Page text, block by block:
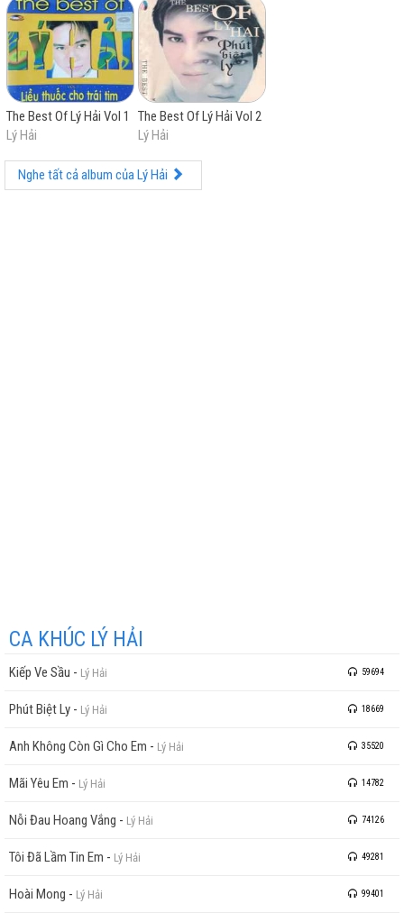
Thương hiệu khi ra mắt lần đầu vào năm 2015 đã giúp
ông thành công thu về hơn 1 nghìn tỷ VND và những
phần phim do ông thực hiện cũng thường nhận được
hầu hết những lời khen ngợi từ giới chuyên môn.
The Best Of Lý Hải Vol 1
Lý Hải
The Best Of Lý Hải Vol 2
Lý Hải
Nghe tất cả album của Lý Hải
CA KHÚC LÝ HẢI
Kiếp Ve Sầu - Lý Hải 59694
Phút Biệt Ly - Lý Hải 18669
Anh Không Còn Gì Cho Em - Lý Hải 35520
Mãi Yêu Em - Lý Hải 14782
Nỗi Đau Hoang Vắng - Lý Hải 74126
Tôi Đã Lầm Tin Em - Lý Hải 49281
Hoài Mong - Lý Hải 99401